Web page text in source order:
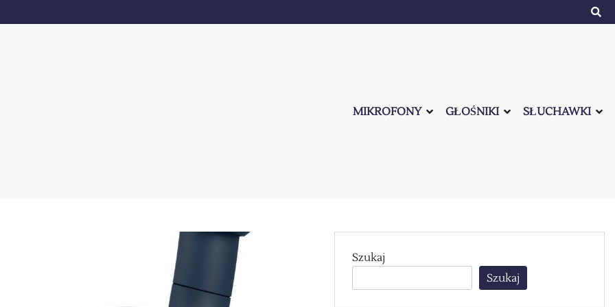
MIKROFONY GŁOŚNIKI SŁUCHAWKI
Szukaj
Szukaj